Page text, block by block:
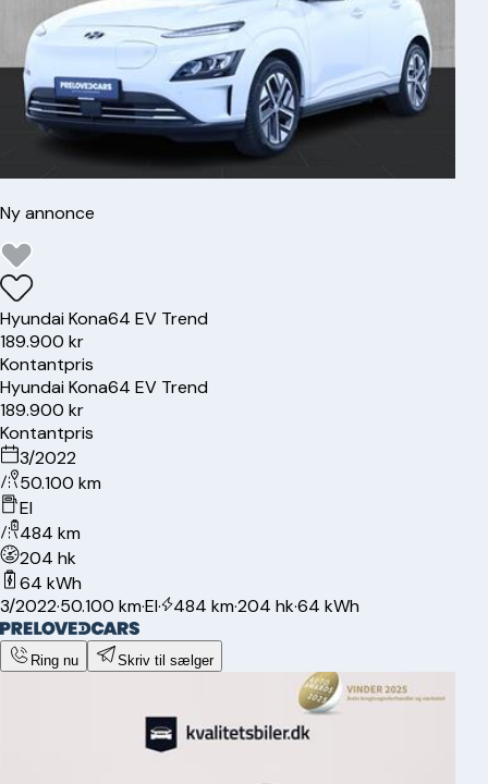
Ny annonce
HyundaiKona64 EV Trend
189.900 kr
Kontantpris
HyundaiKona64 EV Trend
189.900 kr
Kontantpris
3/2022
50.100 km
El
484 km
204 hk
64 kWh
3/2022·50.100 km·El· 484 km·204 hk·64 kWh
Ring nu Skriv til sælger